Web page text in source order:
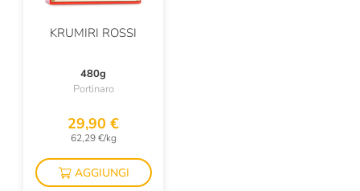
KRUMIRI ROSSI
480g
Portinaro
29,90 €
62,29 €/kg
AGGIUNGI